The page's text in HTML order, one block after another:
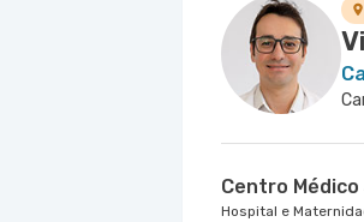
Centro Médico
Hospital e